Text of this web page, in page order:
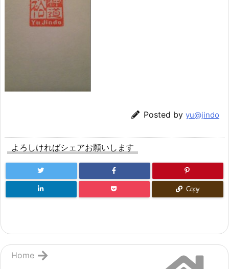
Posted by yu@jindo
よろしければシェアお願いします
Copy
Home